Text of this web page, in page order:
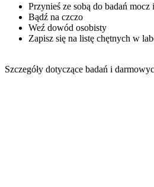
Przynieś ze sobą do badań
Bądź na czczo
Weź dowód osobisty
Zapisz się na listę chętnych w
Szczegóły dotyczące badań i